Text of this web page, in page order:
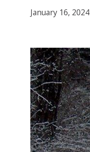
January 16, 2024